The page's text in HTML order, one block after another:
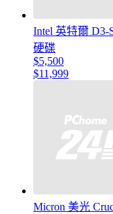
Intel 英特爾 D3-
硬碟
$5,500
$11,999
Micron 美光